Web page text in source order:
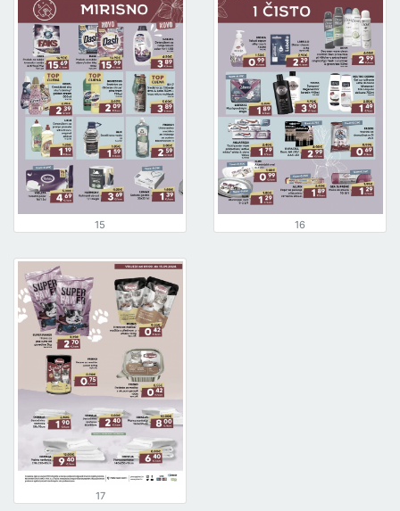
15 16
17